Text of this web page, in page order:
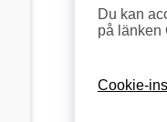
Du kan
på länken
Cookie-